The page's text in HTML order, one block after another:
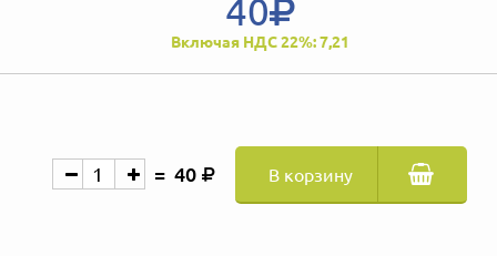
40
Включая НДС 22%: 7,21
40 В корзину